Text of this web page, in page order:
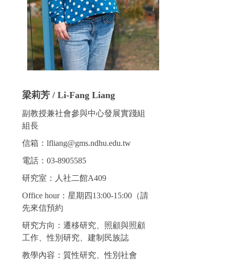
梁莉芳 / Li-Fang Liang
副教授兼社會參與中心發展實踐組
組長
信箱：lfliang@gms.ndhu.edu.tw
電話：03-8905585
研究室：人社二館A409
Office hour：星期四13:00-15:00（請
先來信預約
研究方向：遷移研究、照顧與照顧
工作、性別研究、建制民族誌
教學內容：質性研究、性別社會